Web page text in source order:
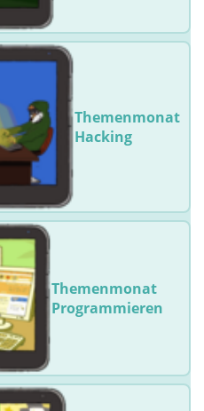
Themenmonat
Hacking
Themenmonat
Programmieren